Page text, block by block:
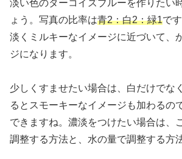
淡い色のターコイズブルーを作りたい
ょう。写真の比率は青2：白2：緑1で
淡くミルキーなイメージに近づいて、
ジになります。
少しくすませたい場合は、白だけでな
るとスモーキーなイメージも加わるの
できますね。濃淡をつけたい場合は、
調整する方法と、水の量で調整する方